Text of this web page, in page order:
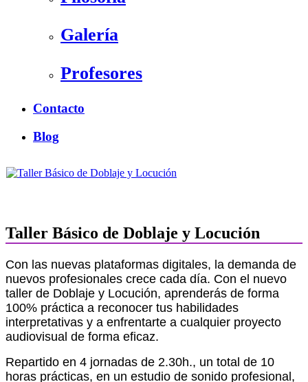
Galería
Profesores
Contacto
Blog
Taller Básico de Doblaje y Locución
Con las nuevas plataformas digitales, la demanda de
nuevos profesionales crece cada día. Con el nuevo
taller de Doblaje y Locución, aprenderás de forma
100% práctica a reconocer tus habilidades
interpretativas y a enfrentarte a cualquier proyecto
audiovisual de forma eficaz.
Repartido en 4 jornadas de 2.30h., un total de 10
horas prácticas, en un estudio de sonido profesional,